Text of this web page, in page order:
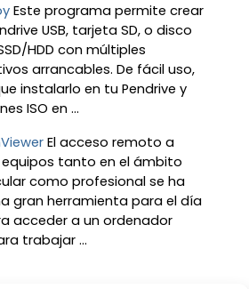
Este programa permite crear
USB, tarjeta SD, o disco
HDD con múltiples
arrancables. De fácil uso,
instalarlo en tu Pendrive y
ISO en ...
El acceso remoto a
tanto en el ámbito
como profesional se ha
gran herramienta para el día
acceder a un ordenador
trabajar ...